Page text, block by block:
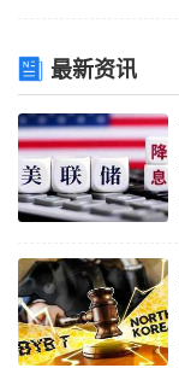
最新资讯